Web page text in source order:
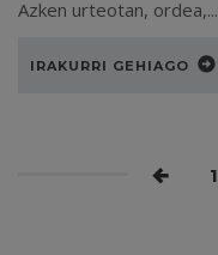
Azken urteotan, ordea,...
IRAKURRI GEHIAGO
1